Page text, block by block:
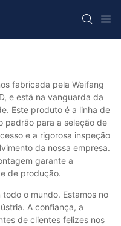
fabricada pela Weifang
e está na vanguarda da
Este produto é a linha de
padrão para a seleção de
e a rigorosa inspeção
da nossa empresa.
garante a
de produção.
o mundo. Estamos no
A confiança, a
de clientes felizes nos